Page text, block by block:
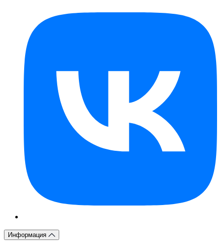
Информация